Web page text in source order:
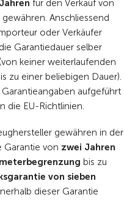
für den Verkauf von
Anschliessend
oder Verkäufer
Garantiedauer selber
keiner weiterlaufenden
zu einer beliebigen Dauer).
Garantieangaben aufgeführt
die EU-Richtlinien.
gewähren in der
Garantie von zwei Jahren
bis zu
von sieben
dieser Garantie